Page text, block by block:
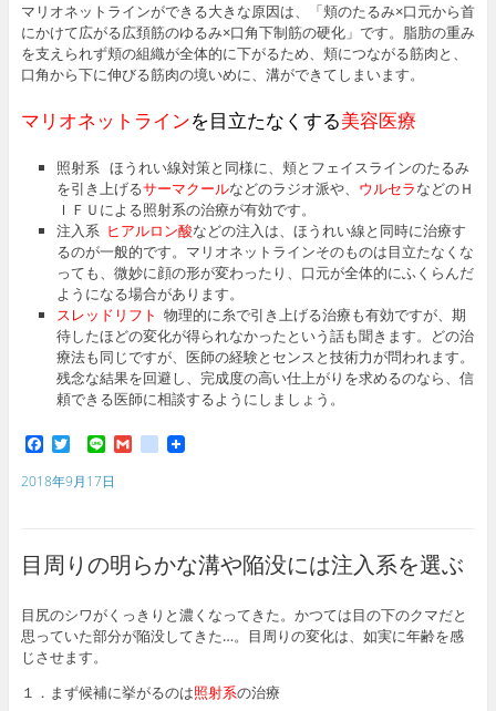
マリオネットラインができる大きな原因は、「頬のたるみ×口元から首
にかけて広がる広頚筋のゆるみ×口角下制筋の硬化」です。脂肪の重み
を支えられず頬の組織が全体的に下がるため、頬につながる筋肉と、
口角から下に伸びる筋肉の境いめに、溝ができてしまいます。
マリオネットラインを目立たなくする美容医療
照射系 ほうれい線対策と同様に、頬とフェイスラインのたるみ
を引き上げるサーマクールなどのラジオ派や、 ウルセラなどのＨ
ＩＦＵによる照射系の治療が有効です。
注入系 ヒアルロン酸などの注入は、ほうれい線と同時に治療す
るのが一般的です。マリオネットラインそのものは目立たなくな
っても、微妙に顔の形が変わったり、口元が全体的にふくらんだ
ようになる場合があります。
スレッドリフト 物理的に糸で引き上げる治療も有効ですが、期
待したほどの変化が得られなかったという話も聞きます。どの治
療法も同じですが、医師の経験とセンスと技術力が問われます。
残念な結果を回避し、完成度の高い仕上がりを求めるのなら、信
頼できる医師に相談するようにしましょう。
F
c
o
k
T
i
r
L
n
G g
b
o
k
m
k
2018年9月17日
目周りの明らかな溝や陥没には注入系を選ぶ
目尻のシワがくっきりと濃くなってきた。かつては目の下のクマだと
思っていた部分が陥没してきた…。目周りの変化は、如実に年齢を感
じさせます。
１．まず候補に挙がるのは照射系の治療